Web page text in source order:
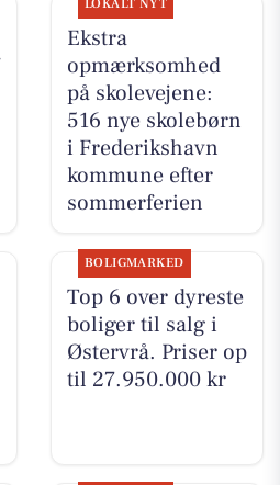
LOKALT NYT
Ekstra
opmærksomhed
på skolevejene:
516 nye skolebørn
i Frederikshavn
kommune efter
sommerferien
BOLIGMARKED
Top 6 over dyreste
boliger til salg i
Østervrå. Priser op
til 27.950.000 kr